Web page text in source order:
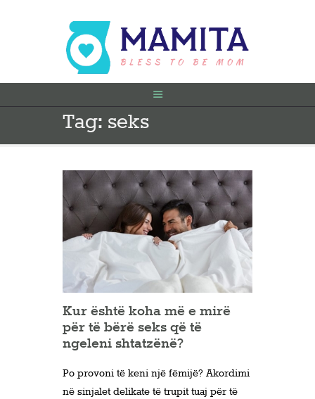
Tag: seks
FILLIMI
PARA SHTATËZANIE
VITI I PARË
KONTAKT
Kur është koha më e mirë
për të bërë seks që të
ngeleni shtatzënë?
Po provoni të keni një fëmijë? Akordimi
në sinjalet delikate të trupit tuaj për të